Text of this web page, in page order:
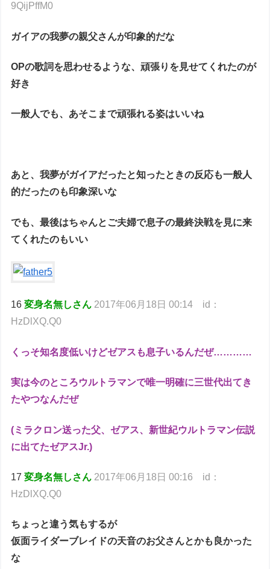
9QijPffM0
ガイアの我夢の親父さんが印象的だな
OPの歌詞を思わせるような、頑張りを見せてくれたのが
好き
一般人でも、あそこまで頑張れる姿はいいね
あと、我夢がガイアだったと知ったときの反応も一般人
的だったのも印象深いな
でも、最後はちゃんとご夫婦で息子の最終決戦を見に来
てくれたのもいい
16変身名無しさん 2017年06月18日 00:14 id：
HzDlXQ.Q0
くっそ知名度低いけどゼアスも息子いるんだぜ…………
実は今のところウルトラマンで唯一明確に三世代出てき
たやつなんだぜ
(ミラクロン送った父、ゼアス、新世紀ウルトラマン伝説
に出てたゼアスJr.)
17変身名無しさん 2017年06月18日 00:16 id：
HzDlXQ.Q0
ちょっと違う気もするが
仮面ライダーブレイドの天音のお父さんとかも良かった
な